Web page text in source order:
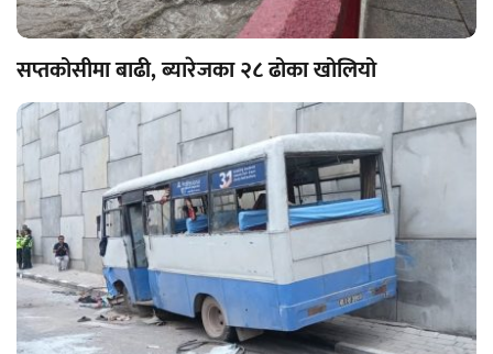
सप्तकोसीमा बाढी, ब्यारेजका २८ ढोका खोलियो